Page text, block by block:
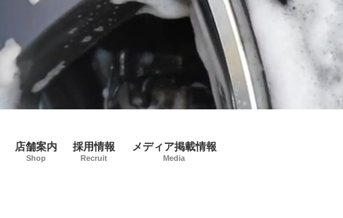
店舗案内
Shop
採用情報
Recruit
メディア掲載情報
Media